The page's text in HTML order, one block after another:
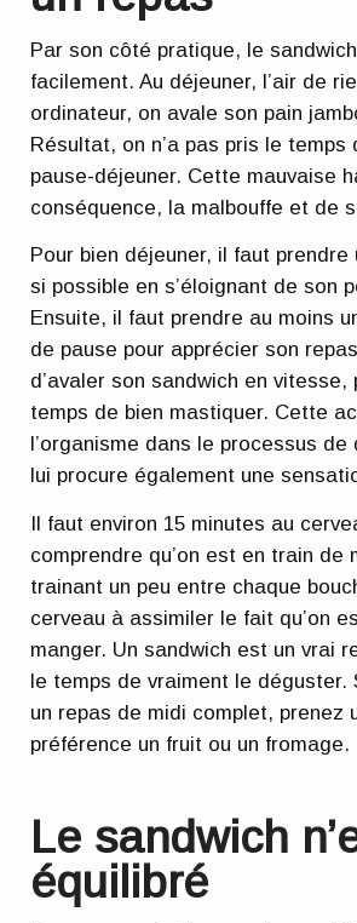
Par son côté pratique, le
facilement. Au déjeuner, l’air de
ordinateur, on avale son pain
Résultat, on n’a pas pris le temps
pause-déjeuner. Cette mauvaise
conséquence, la malbouffe et de
Pour bien déjeuner, il faut prendre
si possible en s’éloignant de son
Ensuite, il faut prendre au moins
de pause pour apprécier son
d’avaler son sandwich en vitesse,
temps de bien mastiquer. Cette
l’organisme dans le processus
lui procure également une
Il faut environ 15 minutes au
comprendre qu’on est en train de
trainant un peu entre chaque
cerveau à assimiler le fait qu’on
manger. Un sandwich est un vrai
le temps de vraiment le déguster.
un repas de midi complet, prenez
préférence un fruit ou un fromage.
Le sandwich
équilibré